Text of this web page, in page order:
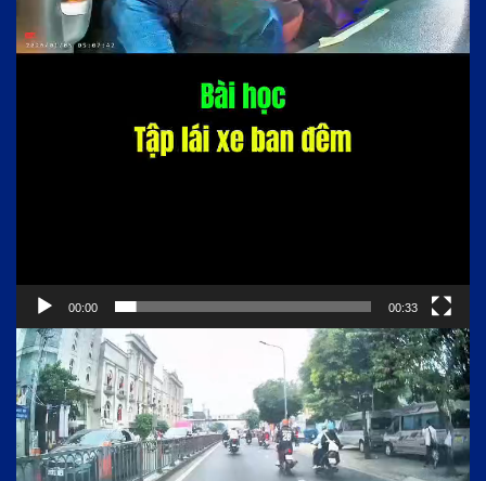
00:00 00:33
Trình
chơi
Video